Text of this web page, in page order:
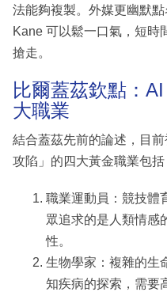
法能夠複製。外媒更幽默
Kane 可以鬆一口氣，短時
搶走。
比爾蓋茲欽點：
大職業
結合蓋茲先前的論述，目
攻陷」的四大黃金職業包括
職業運動員：競技體
眾追求的是人類情感
性。
生物學家：複雜的生
知疾病的探索，需要